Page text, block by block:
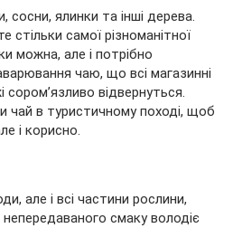
сосни, ялинки та інші дерева.
стільки самої різноманітної
можна, але і потрібно
чаю, що всі магазинні
сором’язливо відвернуться.
чай в туристичному поході, щоб
і корисно.
але і всі частини рослини,
смаку володіє